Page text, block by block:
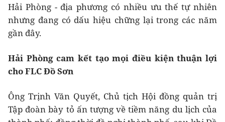
Hải Phòng - địa phương có nhiều ưu thế tự nhiên
nhưng đang có dấu hiệu chững lại trong các năm
gần đây.
Hải Phòng cam kết tạo mọi điều kiện thuận lợi
cho FLC Đồ Sơn
Ông Trịnh Văn Quyết, Chủ tịch Hội đồng quản trị
Tập đoàn bày tỏ ấn tượng về tiềm năng du lịch của